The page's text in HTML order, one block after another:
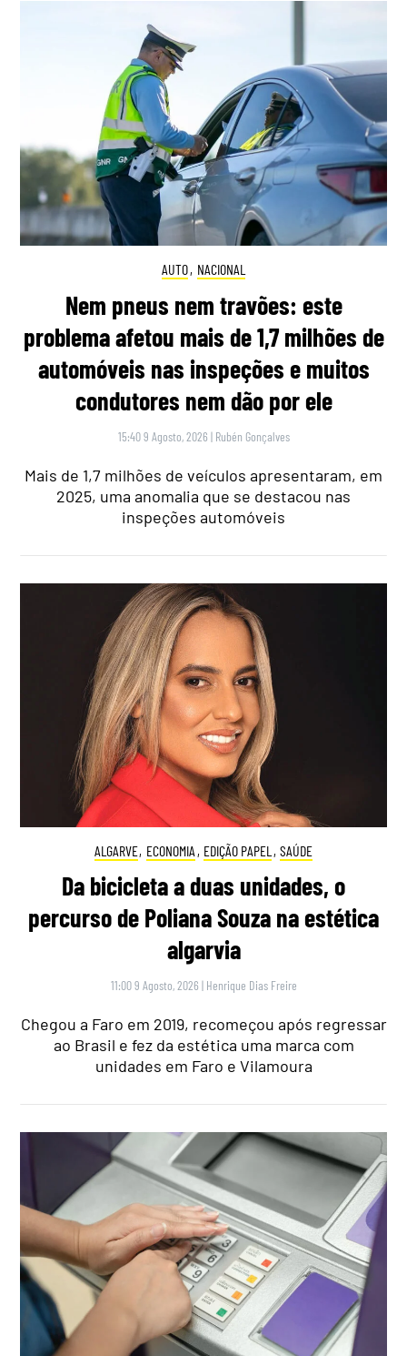
AUTO, NACIONAL
Nem pneus nem travões: este
problema afetou mais de 1,7 milhões de
automóveis nas inspeções e muitos
condutores nem dão por ele
15:40 9 Agosto, 2026 | Rubén Gonçalves
Mais de 1,7 milhões de veículos apresentaram, em
2025, uma anomalia que se destacou nas
inspeções automóveis
ALGARVE, ECONOMIA , EDIÇÃO PAPEL , SAÚDE
Da bicicleta a duas unidades, o
percurso de Poliana Souza na estética
algarvia
11:00 9 Agosto, 2026 | Henrique Dias Freire
Chegou a Faro em 2019, recomeçou após regressar
ao Brasil e fez da estética uma marca com
unidades em Faro e Vilamoura